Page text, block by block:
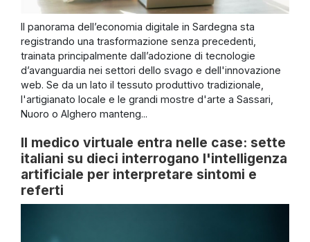
Il panorama dell’economia digitale in Sardegna sta
registrando una trasformazione senza precedenti,
trainata principalmente dall’adozione di tecnologie
d’avanguardia nei settori dello svago e dell'innovazione
web. Se da un lato il tessuto produttivo tradizionale,
l'artigianato locale e le grandi mostre d'arte a Sassari,
Nuoro o Alghero manteng...
Il medico virtuale entra nelle case: sette
italiani su dieci interrogano l'intelligenza
artificiale per interpretare sintomi e
referti